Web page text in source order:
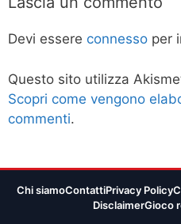
Devi essere connesso per
Questo sito utilizza
Scopri come vengono
commenti.
Chi siamoContattiPrivacy Policy
DisclaimerGioco